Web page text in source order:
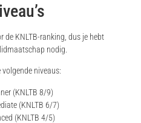
de KNLTB-ranking, dus je hebt
nodig.
volgende niveaus:
(KNLTB 8/9)
(KNLTB 6/7)
(KNLTB 4/5)